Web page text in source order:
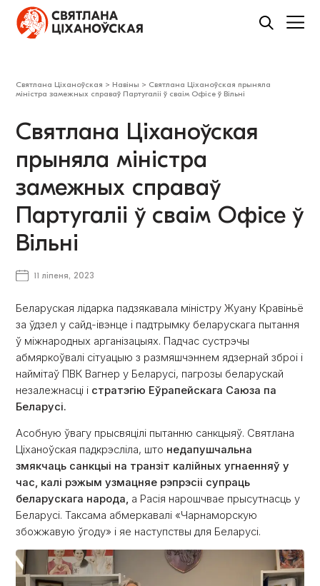
Святлана Ціханоўская > Навіны > Святлана Ціханоўская прыняла
міністра замежных справаў Партугаліі ў сваім Офісе ў Вільні
Святлана Ціханоўская
прыняла міністра
замежных справаў
Партугаліі ў сваім Офісе ў
Вільні
11 ліпеня, 2023
Беларуская лідарка падзякавала міністру Жуану Кравіньё
за ўдзел у сайд-івэнце і падтрымку беларускага пытання
ў міжнародных арганізацыях. Падчас сустрэчы
абмяркоўвалі сітуацыю з размяшчэннем ядзернай зброі і
наймітаў ПВК Вагнер у Беларусі, пагрозы беларускай
незалежнасці і стратэгію Еўрапейскага Саюза па
Беларусі.
Асобную ўвагу прысвяцілі пытанню санкцыяў. Святлана
Ціханоўская падкрэсліла, што недапушчальна
змякчаць санкцыі на транзіт калійных угнаенняў у
час, калі рэжым узмацняе рэпрэсіі супраць
беларускага народа, а Расія нарошчвае прысутнасць у
Беларусі. Таксама абмеркавалі «Чарнаморскую
збожжавую ўгоду» і яе наступствы для Беларусі.